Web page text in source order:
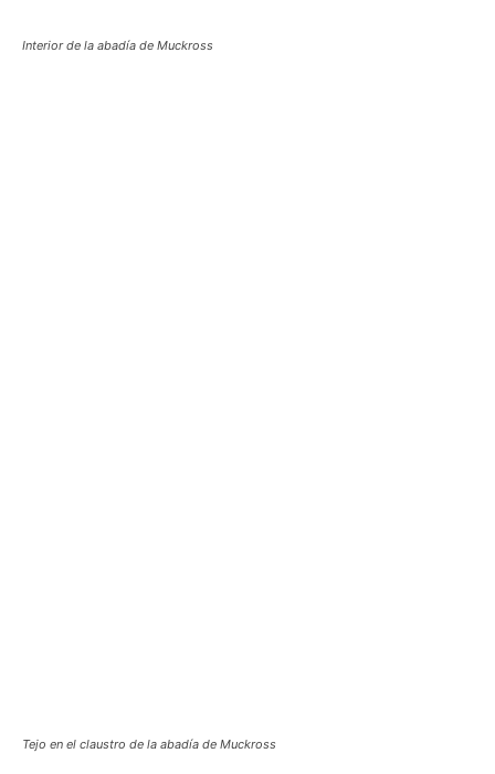
Interior de la abadía de Muckross
Tejo en el claustro de la abadía de Muckross